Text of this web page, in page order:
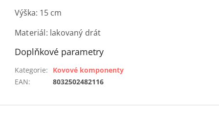
Výška: 15 cm
Materiál: lakovaný drát
Doplňkové parametry
Kategorie:
Kovové komponenty
EAN: 8032502482116
Z